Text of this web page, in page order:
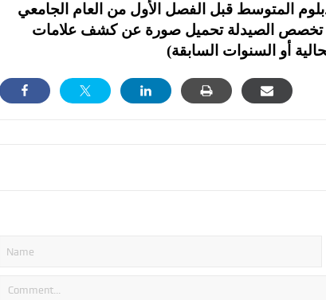
المتوسط قبل الفصل الأول من العام الجامعي
تخصص الصيدلة تحميل صورة عن كشف علامات
أو السنوات السابقة)